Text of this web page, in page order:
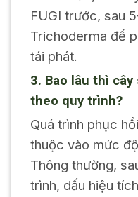
FUGI trước, sau
Trichoderma để
tái phát.
3. Bao lâu thì
theo quy trình?
Quá trình phục
thuộc vào mức
Thông thường,
trình, dấu hiệu